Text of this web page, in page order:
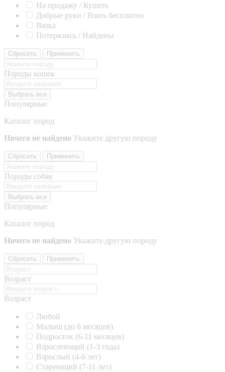
На продажу / Купить
Добрые руки / Взять бесплатно
Вязка
Потерялись / Найдены
Сбросить Применить
Породы кошек
Выбрать все
Популярные
Каталог пород
Ничего не найдено Укажите другую породу
Сбросить Применить
Породы собак
Выбрать все
Популярные
Каталог пород
Ничего не найдено Укажите другую породу
Сбросить Применить
Возраст
Возраст
Любой
Малыш (до 6 месяцев)
Подросток (6-11 месяцев)
Взрослеющий (1-3 года)
Взрослый (4-6 лет)
Стареющий (7-11 лет)